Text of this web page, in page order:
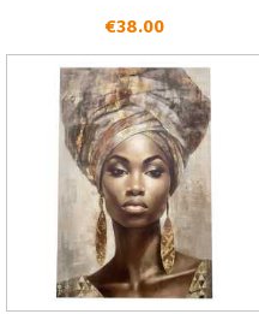
€38.00